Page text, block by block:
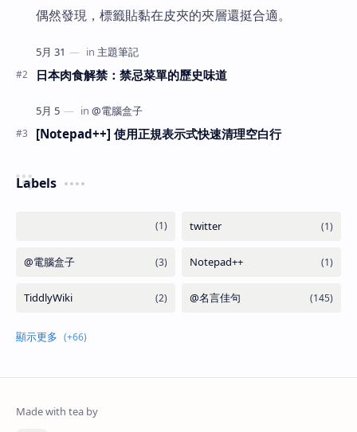
偶然發現，標籤貼黏在皮夾的夾層還挺合適。
日本肉食解禁：禁忌菜單的歷史味道
[Notepad++] 使用正規表示式快速清理空白行
Labels